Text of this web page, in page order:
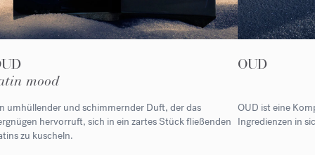
mood
umhüllender und schimmernder Duft, der das
hervorruft, sich in ein zartes Stück fließenden
zu kuscheln.
OUD
OUD ist eine
Ingredienzen in